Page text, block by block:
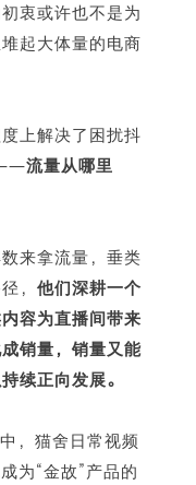
衷或许也不是为
起大体量的电商
上解决了困扰抖
——流量从哪里
来拿流量，垂类
，他们深耕一个
容为直播间带来
销量，销量又能
续正向发展。
，猫舍日常视频
为“金故”产品的